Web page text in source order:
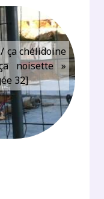
ça chélidoine
noisette »
32]